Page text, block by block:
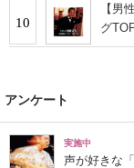
10
【男
グ
アンケート
実施中
声が好きな